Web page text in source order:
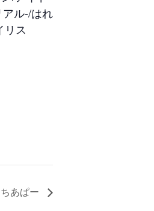
ル-/はれ
ス
ちあぱー